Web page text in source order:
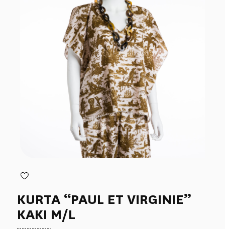
KURTA “PAUL ET VIRGINIE”
KAKI M/L